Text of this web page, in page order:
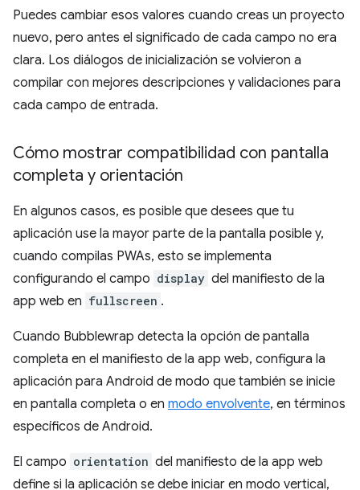
Puedes cambiar esos valores cuando creas un proyecto
nuevo, pero antes el significado de cada campo no era
clara. Los diálogos de inicialización se volvieron a
compilar con mejores descripciones y validaciones para
cada campo de entrada.
Cómo mostrar compatibilidad con pantalla
completa y orientación
En algunos casos, es posible que desees que tu
aplicación use la mayor parte de la pantalla posible y,
cuando compilas PWAs, esto se implementa
configurando el campo display del manifiesto de la
app web en fullscreen .
Cuando Bubblewrap detecta la opción de pantalla
completa en el manifiesto de la app web, configura la
aplicación para Android de modo que también se inicie
en pantalla completa o en modo envolvente, en términos
específicos de Android.
El campo orientation del manifiesto de la app web
define si la aplicación se debe iniciar en modo vertical,